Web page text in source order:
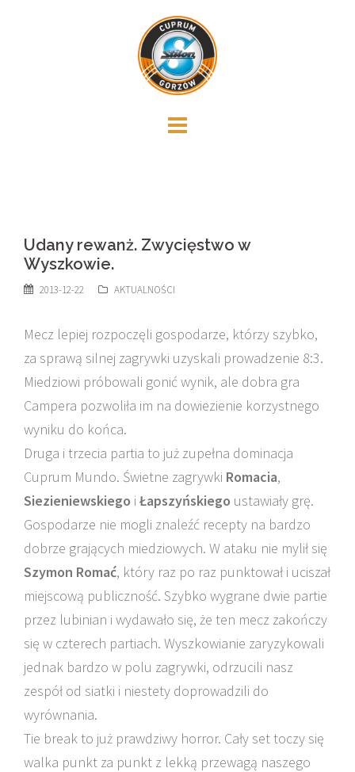
Udany rewanż. Zwycięstwo w
Wyszkowie.
2013-12-22 AKTUALNOŚCI
Mecz lepiej rozpoczęli gospodarze, którzy szybko,
za sprawą silnej zagrywki uzyskali prowadzenie 8:3.
Miedziowi próbowali gonić wynik, ale dobra gra
Campera pozwoliła im na dowiezienie korzystnego
wyniku do końca.
Druga i trzecia partia to już zupełna dominacja
Cuprum Mundo. Świetne zagrywki Romacia,
Siezieniewskiego i Łapszyńskiego ustawiały grę.
Gospodarze nie mogli znaleźć recepty na bardzo
dobrze grających miedziowych. W ataku nie mylił się
Szymon Romać, który raz po raz punktował i uciszał
miejscową publiczność. Szybko wygrane dwie partie
przez lubinian i wydawało się, że ten mecz zakończy
się w czterech partiach. Wyszkowianie zaryzykowali
jednak bardzo w polu zagrywki, odrzucili nasz
zespół od siatki i niestety doprowadzili do
wyrównania.
Tie break to już prawdziwy horror. Cały set toczy się
walka punkt za punkt z lekką przewagą naszego